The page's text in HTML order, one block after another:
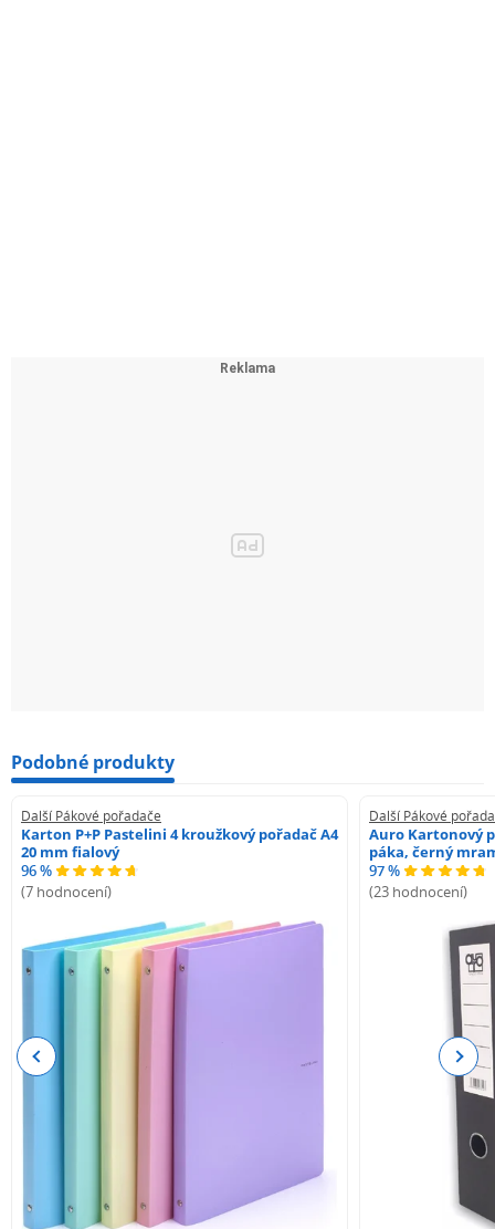
Podobné produkty
Další Pákové pořadače
Karton P+P Pastelini 4 kroužkový pořadač A4
20 mm fialový
96 %
(7 hodnocení)
Další Pákové
Auro Kartonový
páka, černý
97 %
(23 hodnocení)
Previous Next